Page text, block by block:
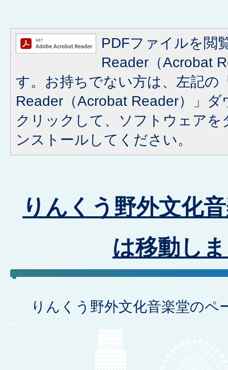
PDFファイルを閲
Reader（Acrobat
す。お持ちでない方は、左記の
Reader（Acrobat Reader）」
クリックして、ソフトウェア
ンストールしてください。
りんくう野外文化
は移動し
りんくう野外文化音楽堂のペ